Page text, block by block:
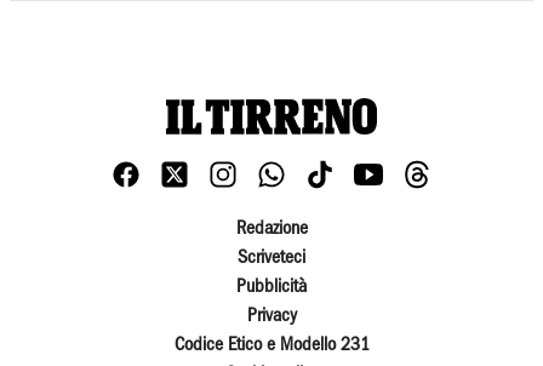
Redazione
Scriveteci
Pubblicità
Privacy
Codice Etico e Modello 231